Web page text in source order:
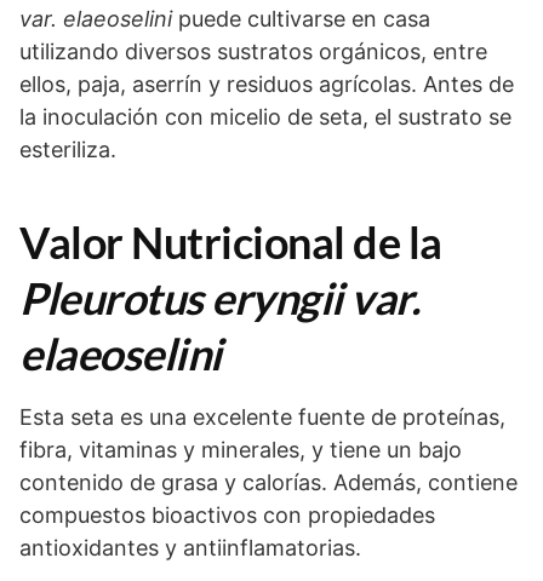
var. elaeoselinipuede cultivarse en casa
utilizando diversos sustratos orgánicos, entre
ellos, paja, aserrín y residuos agrícolas. Antes de
la inoculación con micelio de seta, el sustrato se
esteriliza.
Valor Nutricional de la
Pleurotus eryngii var.
elaeoselini
Esta seta es una excelente fuente de proteínas,
fibra, vitaminas y minerales, y tiene un bajo
contenido de grasa y calorías. Además, contiene
compuestos bioactivos con propiedades
antioxidantes y antiinflamatorias.